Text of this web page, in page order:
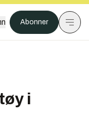
Abonner
i